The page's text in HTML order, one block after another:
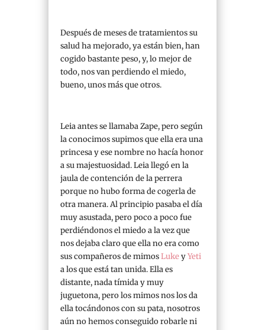
Después de meses de tratamientos su
salud ha mejorado, ya están bien, han
cogido bastante peso, y, lo mejor de
todo, nos van perdiendo el miedo,
bueno, unos más que otros.
Leia antes se llamaba Zape, pero según
la conocimos supimos que ella era una
princesa y ese nombre no hacía honor
a su majestuosidad. Leia llegó en la
jaula de contención de la perrera
porque no hubo forma de cogerla de
otra manera. Al principio pasaba el día
muy asustada, pero poco a poco fue
perdiéndonos el miedo a la vez que
nos dejaba claro que ella no era como
sus compañeros de mimosLukeyYeti
a los que está tan unida. Ella es
distante, nada tímida y muy
juguetona, pero los mimos nos los da
ella tocándonos con su pata, nosotros
aún no hemos conseguido robarle ni